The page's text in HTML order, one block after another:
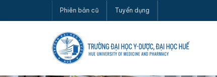
Phiên bản cũ Tuyển dụng